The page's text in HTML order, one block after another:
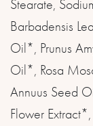
Stearate,
Barbadensis
Oil*, Prunus
Oil*, Rosa
Annuus Seed
Flower